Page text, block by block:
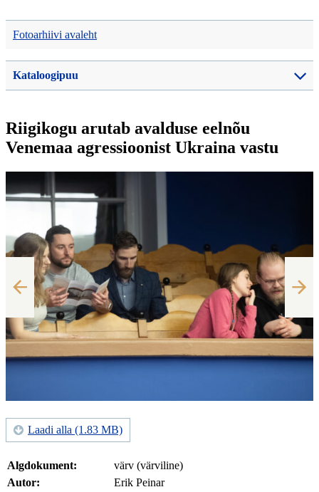
Fotoarhiivi avaleht
Kataloogipuu
Riigikogu arutab avalduse eelnõu
Venemaa agressioonist Ukraina vastu
Laadi alla (1.83 MB)
Algdokument:
värv (värviline)
Autor:
Erik Peinar